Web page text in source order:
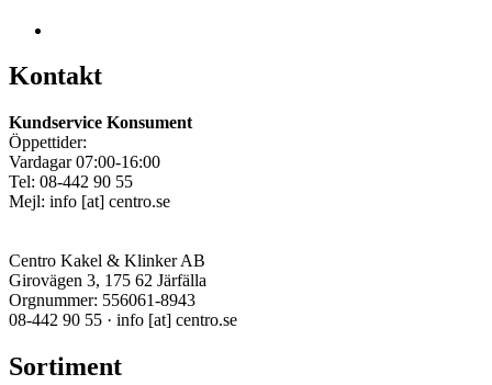
Kontakt
Kundservice Konsument
Öppettider:
Vardagar 07:00-16:00
Tel: 08-442 90 55
Mejl: info [at] centro.se
Centro Kakel & Klinker AB
Girovägen 3, 175 62 Järfälla
Orgnummer: 556061-8943
08-442 90 55 · info [at] centro.se
Sortiment